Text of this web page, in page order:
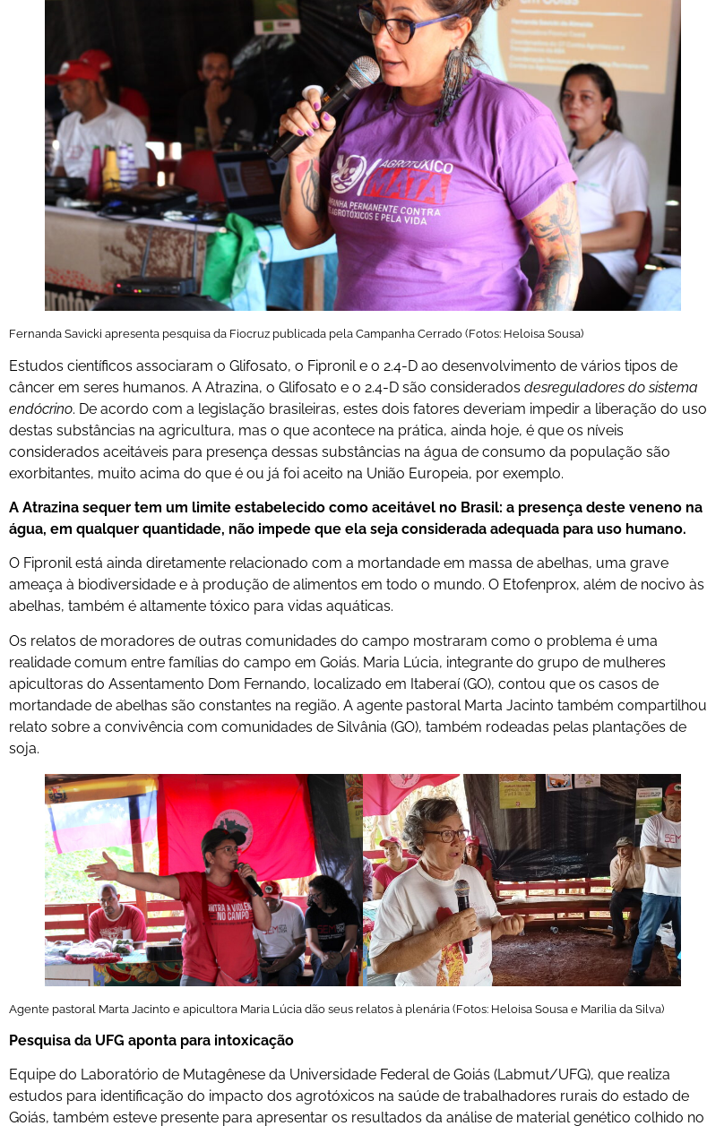
Fernanda Savicki apresenta pesquisa da Fiocruz publicada pela Campanha Cerrado (Fotos: Heloisa Sousa)
Estudos científicos associaram o Glifosato, o Fipronil e o 2.4-D ao desenvolvimento de vários tipos de
câncer em seres humanos. A Atrazina, o Glifosato e o 2.4-D são considerados desreguladores do sistema
endócrino. De acordo com a legislação brasileiras, estes dois fatores deveriam impedir a liberação do uso
destas substâncias na agricultura, mas o que acontece na prática, ainda hoje, é que os níveis
considerados aceitáveis para presença dessas substâncias na água de consumo da população são
exorbitantes, muito acima do que é ou já foi aceito na União Europeia, por exemplo.
A Atrazina sequer tem um limite estabelecido como aceitável no Brasil: a presença deste veneno na
água, em qualquer quantidade, não impede que ela seja considerada adequada para uso humano.
O Fipronil está ainda diretamente relacionado com a mortandade em massa de abelhas, uma grave
ameaça à biodiversidade e à produção de alimentos em todo o mundo. O Etofenprox, além de nocivo às
abelhas, também é altamente tóxico para vidas aquáticas.
Os relatos de moradores de outras comunidades do campo mostraram como o problema é uma
realidade comum entre famílias do campo em Goiás. Maria Lúcia, integrante do grupo de mulheres
apicultoras do Assentamento Dom Fernando, localizado em Itaberaí (GO), contou que os casos de
mortandade de abelhas são constantes na região. A agente pastoral Marta Jacinto também compartilhou
relato sobre a convivência com comunidades de Silvânia (GO), também rodeadas pelas plantações de
soja.
Agente pastoral Marta Jacinto e apicultora Maria Lúcia dão seus relatos à plenária (Fotos: Heloisa Sousa e Marilia da Silva)
Pesquisa da UFG aponta para intoxicação
Equipe do Laboratório de Mutagênese da Universidade Federal de Goiás (Labmut/UFG), que realiza
estudos para identificação do impacto dos agrotóxicos na saúde de trabalhadores rurais do estado de
Goiás, também esteve presente para apresentar os resultados da análise de material genético colhido no